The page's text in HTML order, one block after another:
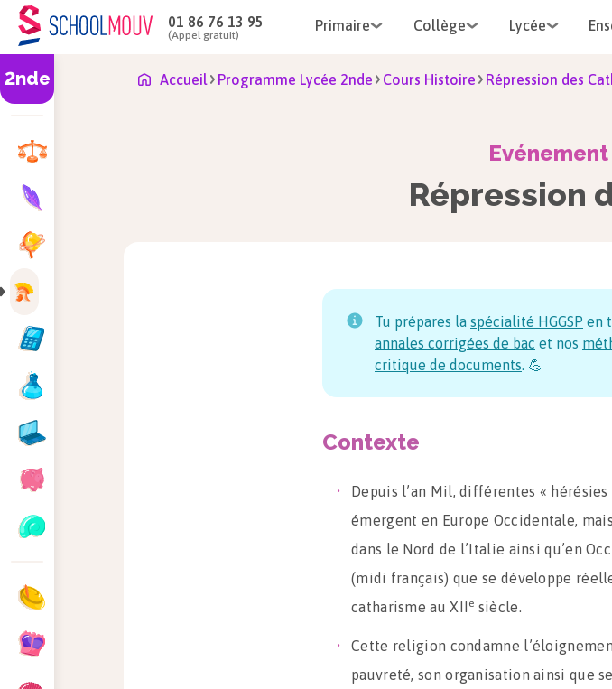
01 86 76 13 95
(Appel gratuit)
Primaire Collège Lycée
2nde Accueil Programme Lycée 2nde Cours Histoire Répression des
Répression
Tu prépares la spécialité HGGSP en
annales corrigées de bac et nos
critique de documents. 💪
Contexte
Depuis l’an Mil, différentes « hérésies
émergent en Europe Occidentale, mais
dans le Nord de l’Italie ainsi qu’en
(midi français) que se développe
catharisme au XII e siècle.
Cette religion condamne
pauvreté, son organisation ainsi que